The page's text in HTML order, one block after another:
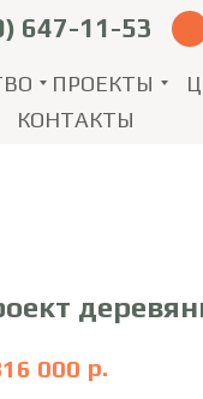
ПРОЕКТЫ
КОНТАКТЫ
647-11-53
000 р.